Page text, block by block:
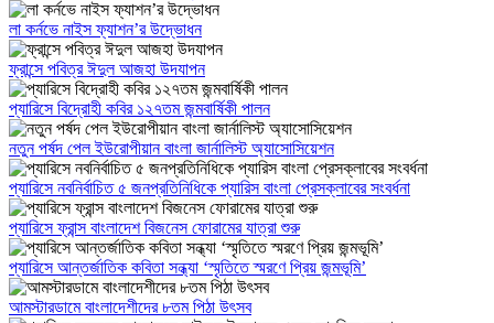
লা কর্নভে নাইস ফ্যাশন’র উদ্ভোধন
ফ্রান্সে পবিত্র ঈদুল আজহা উদযাপন
প্যারিসে বিদ্রোহী কবির ১২৭তম জন্মবার্ষিকী পালন
নতুন পর্ষদ পেল ইউরোপীয়ান বাংলা জার্নালিস্ট অ্যাসোসিয়েশন
প্যারিসে নবনির্বাচিত ৫ জনপ্রতিনিধিকে প্যারিস বাংলা প্রেসক্লাবের সংবর্ধনা
প্যারিসে ফ্রান্স বাংলাদেশ বিজনেস ফোরামের যাত্রা শুরু
প্যারিসে আন্তর্জাতিক কবিতা সন্ধ্যা ‘স্মৃতিতে স্মরণে প্রিয় জন্মভূমি’
আমস্টারডামে বাংলাদেশীদের ৮তম পিঠা উৎসব